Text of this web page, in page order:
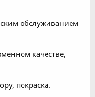
обслуживанием
качестве,
покраска.